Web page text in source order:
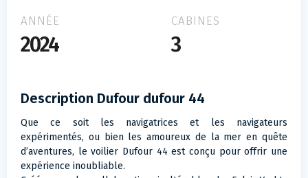
ANNÉE
2024
CABINES
3
Description Dufour dufour 44
Que ce soit les navigatrices et les navigateurs
expérimentés, ou bien les amoureux de la mer en quête
d’aventures, le voilier Dufour 44 est conçu pour offrir une
expérience inoubliable.